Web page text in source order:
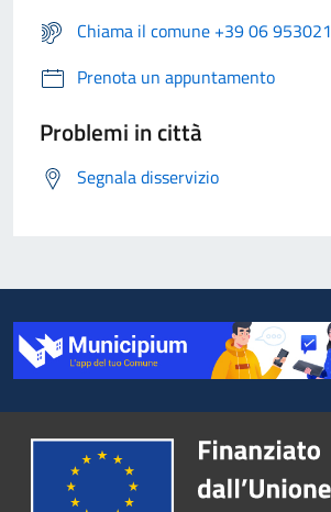
Chiama il comune +39 06 953021
Prenota un appuntamento
Problemi in città
Segnala disservizio